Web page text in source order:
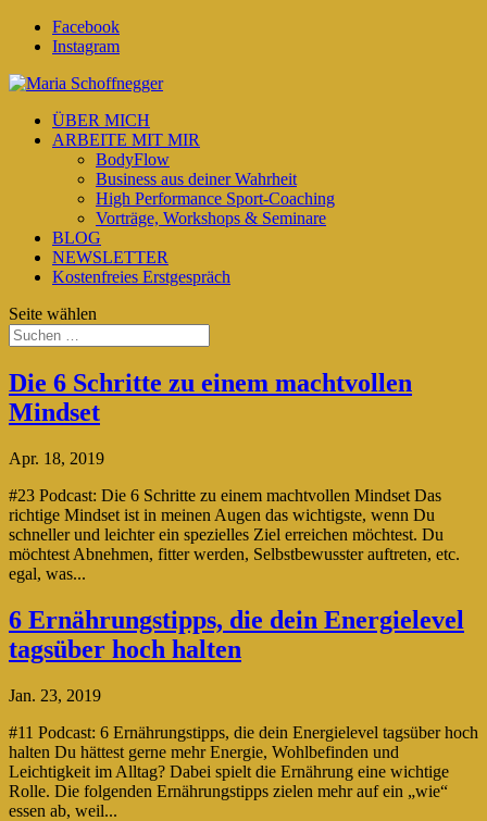
Facebook
Instagram
ÜBER MICH
ARBEITE MIT MIR
BodyFlow
Business aus deiner Wahrheit
High Performance Sport-Coaching
Vorträge, Workshops & Seminare
BLOG
NEWSLETTER
Kostenfreies Erstgespräch
Seite wählen
Die 6 Schritte zu einem machtvollen
Mindset
Apr. 18, 2019
#23 Podcast: Die 6 Schritte zu einem machtvollen Mindset Das
richtige Mindset ist in meinen Augen das wichtigste, wenn Du
schneller und leichter ein spezielles Ziel erreichen möchtest. Du
möchtest Abnehmen, fitter werden, Selbstbewusster auftreten, etc.
egal, was...
6 Ernährungstipps, die dein Energielevel
tagsüber hoch halten
Jan. 23, 2019
#11 Podcast: 6 Ernährungstipps, die dein Energielevel tagsüber hoch
halten Du hättest gerne mehr Energie, Wohlbefinden und
Leichtigkeit im Alltag? Dabei spielt die Ernährung eine wichtige
Rolle. Die folgenden Ernährungstipps zielen mehr auf ein „wie“
essen ab, weil...